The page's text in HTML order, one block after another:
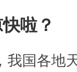
啦？
我国各地